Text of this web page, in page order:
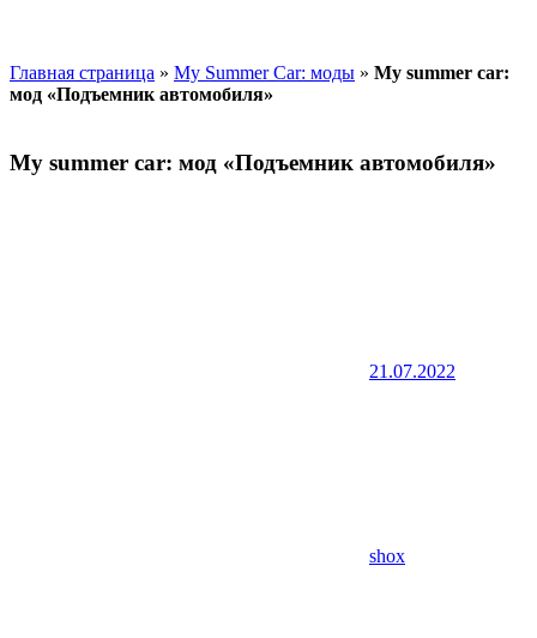
Главная страница » My Summer Car: моды » My summer car:
мод «Подъемник автомобиля»
My summer car: мод «Подъемник автомобиля»
21.07.2022
shox